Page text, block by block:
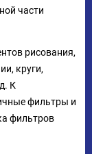
части
рисования,
круги,
К
фильтры и
фильтров